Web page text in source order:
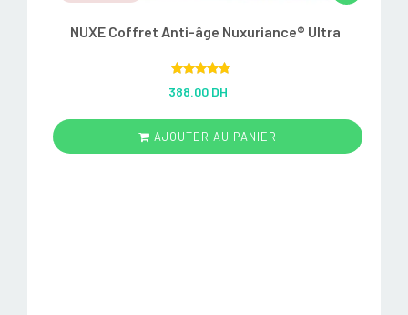
NUXE Coffret Anti-âge Nuxuriance® Ultra
out of 5
388.00 DH
AJOUTER AU PANIER